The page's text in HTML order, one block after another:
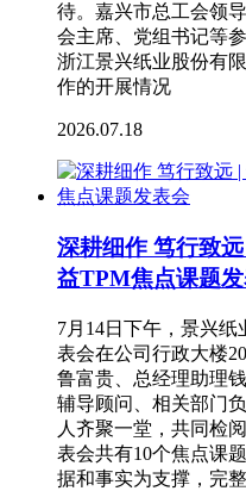
待。嘉兴市总工会领
会主席、党组书记等
浙江景兴纸业股份有
作的开展情况
2026.07.18
深耕细作 笃行致
益TPM焦点课题
7月14日下午，景兴
表会在公司行政大楼
鲁富贵、总经理助理
辅导顾问、相关部门
人齐聚一堂，共同检
表会共有10个焦点课
据和事实为支撑，完